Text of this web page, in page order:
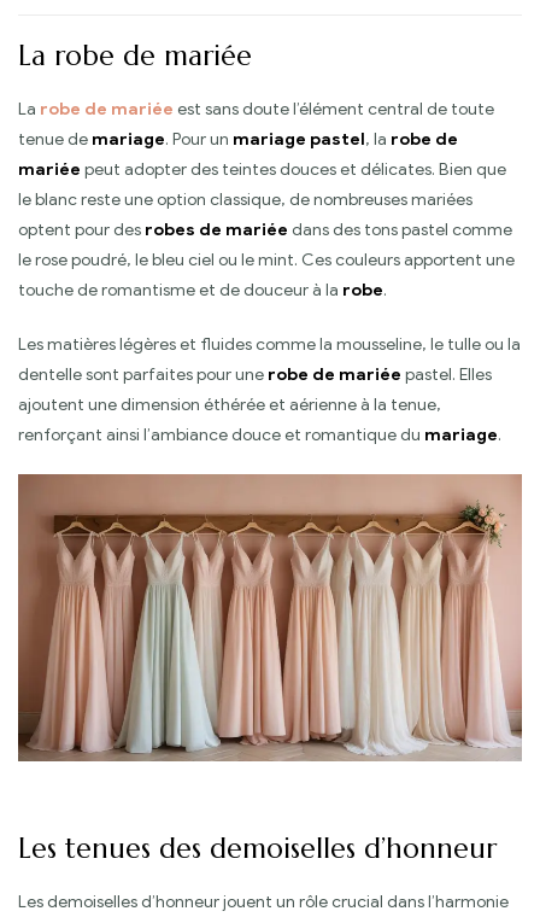
La robe de mariée
La robe de mariée est sans doute l’élément central de toute
tenue de mariage. Pour un mariage pastel, la robe de
mariée peut adopter des teintes douces et délicates. Bien que
le blanc reste une option classique, de nombreuses mariées
optent pour des robes de mariée dans des tons pastel comme
le rose poudré, le bleu ciel ou le mint. Ces couleurs apportent une
touche de romantisme et de douceur à la robe.
Les matières légères et fluides comme la mousseline, le tulle ou la
dentelle sont parfaites pour une robe de mariée pastel. Elles
ajoutent une dimension éthérée et aérienne à la tenue,
renforçant ainsi l’ambiance douce et romantique du mariage.
Les tenues des demoiselles d’honneur
Les demoiselles d’honneur jouent un rôle crucial dans l’harmonie